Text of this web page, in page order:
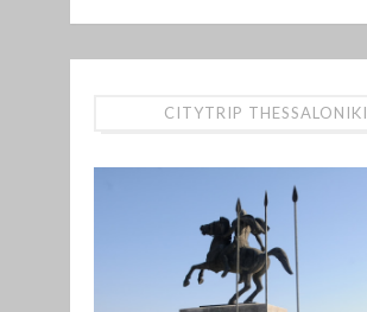
CITYTRIP THESSALONIKI